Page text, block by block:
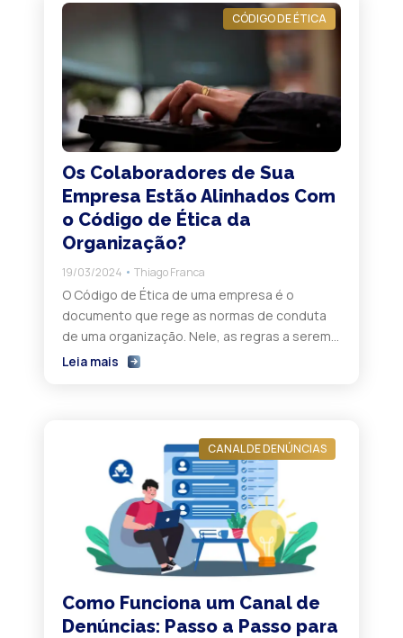
imagem da empresa perante o mercado.
Demonstrando compromisso firme com
CÓDIGO DE ÉTICA
Os Colaboradores de Sua
Empresa Estão Alinhados Com
o Código de Ética da
Organização?
19/03/2024 Thiago Franca
O Código de Ética de uma empresa é o
documento que rege as normas de conduta
de uma organização. Nele, as regras a serem
seguidas por todas as camadas, inclusive de
entendimento da cultura organizacional […]
Leia mais
CANAL DE DENÚNCIAS
Como Funciona um Canal de
Denúncias: Passo a Passo para